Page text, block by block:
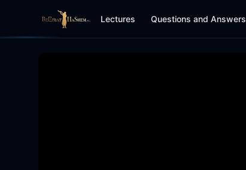
Lectures Questions and Answers